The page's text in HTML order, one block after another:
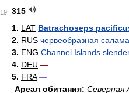
19
315
1. LAT Batrachoseps
2. RUS червеобразная
3. ENG Channel Islands
4. DEU —
5. FRA —
Ареал обитания: Северная